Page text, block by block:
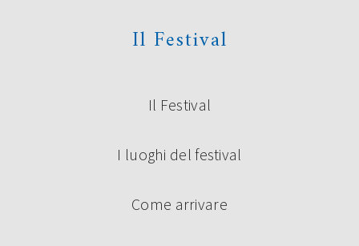
Il Festival
Il Festival
I luoghi del festival
Come arrivare